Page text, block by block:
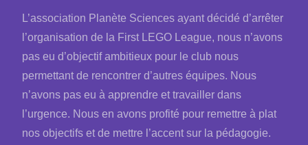
L’association Planète Sciences ayant décidé d’arrêter
l’organisation de la First LEGO League, nous n’avons
pas eu d’objectif ambitieux pour le club nous
permettant de rencontrer d’autres équipes. Nous
n’avons pas eu à apprendre et travailler dans
l’urgence. Nous en avons profité pour remettre à plat
nos objectifs et de mettre l’accent sur la pédagogie.